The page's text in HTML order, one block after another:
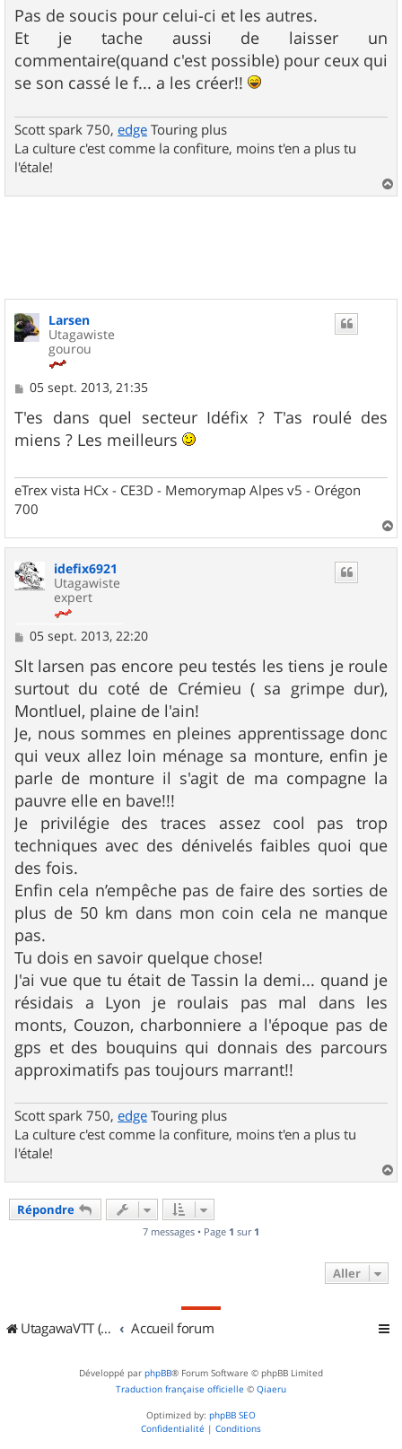
s
s
a
g
e
Pas de soucis pour celui-ci et les autres.
Et je tache aussi de laisser un
commentaire(quand c'est possible) pour ceux qui
se son cassé le f... a les créer!!
Scott spark 750, edge Touring plus
La culture c'est comme la confiture, moins t'en a plus tu
l'étale!
a
Larsen
Utagawiste
gourou
M
s
s
a
05 sept. 2013, 21:35
T'es dans quel secteur Idéfix ? T'as roulé des
miens ? Les meilleurs
eTrex vista HCx - CE3D - Memorymap Alpes v5 - Orégon
700
a
idefix6921
Utagawiste
expert
M
s
s
a
g
e
05 sept. 2013, 22:20
Slt larsen pas encore peu testés les tiens je roule
surtout du coté de Crémieu ( sa grimpe dur),
Montluel, plaine de l'ain!
Je, nous sommes en pleines apprentissage donc
qui veux allez loin ménage sa monture, enfin je
parle de monture il s'agit de ma compagne la
pauvre elle en bave!!!
Je privilégie des traces assez cool pas trop
techniques avec des dénivelés faibles quoi que
des fois.
Enfin cela n’empêche pas de faire des sorties de
plus de 50 km dans mon coin cela ne manque
pas.
Tu dois en savoir quelque chose!
J'ai vue que tu était de Tassin la demi... quand je
résidais a Lyon je roulais pas mal dans les
monts, Couzon, charbonniere a l'époque pas de
gps et des bouquins qui donnais des parcours
approximatifs pas toujours marrant!!
Scott spark 750, edge Touring plus
La culture c'est comme la confiture, moins t'en a plus tu
l'étale!
a
Répondre
7 messages • Page 1 sur 1
Aller
UtagawaVTT (Randos VTT et VTTAE avec traces GPS) Accueil forum
Développé par phpBB® Forum Software © phpBB Limited
Traduction française officielle © Qiaeru
Optimized by: phpBB SEO
Confidentialité | Conditions